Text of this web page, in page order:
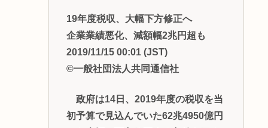
19年度税収、大幅下方修正へ
企業業績悪化、減額幅2兆円超も
2019/11/15 00:01 (JST)
©一般社団法人共同通信社
政府は14日、2019年度の税収を当
初予算で見込んでいた62兆4950億円